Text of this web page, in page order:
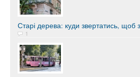
Старі дерева: куди звертатись, щоб
1